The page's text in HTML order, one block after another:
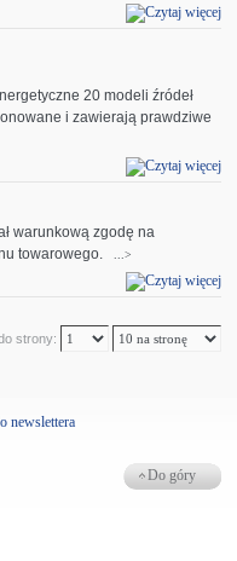
20 modeli źródeł
i zawierają prawdziwe
warunkową zgodę na
towarowego.
...>
strony:
Do góry